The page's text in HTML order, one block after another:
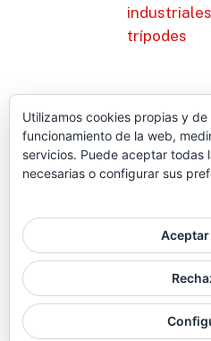
industriales
trípodes
© 2026 Higiene | Limpieza
twitter
Utilizamos cookies propias y
funcionamiento de la web,
servicios. Puede aceptar todas
necesarias o configurar sus